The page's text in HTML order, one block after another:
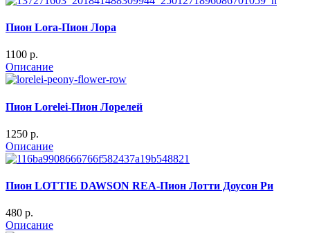
Пион Lora-Пион Лора
1100 p.
Описание
Пион Lorelei-Пион Лорелей
1250 p.
Описание
Пион LOTTIE DAWSON REA-Пион Лотти Доусон Ри
480 p.
Описание